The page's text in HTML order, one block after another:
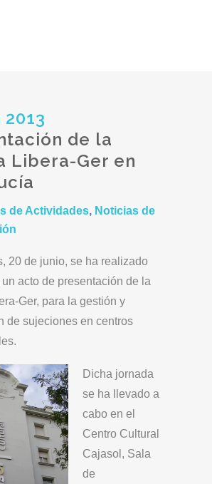
2013
de la
Libera-Ger en
de Actividades, Noticias de
20 de junio, se ha realizado
acto de presentación de la
Ger, para la gestión y
de sujeciones en centros
Dicha jornada
se ha llevado a
cabo en el
Centro Cultural
Cajasol, Sala
de